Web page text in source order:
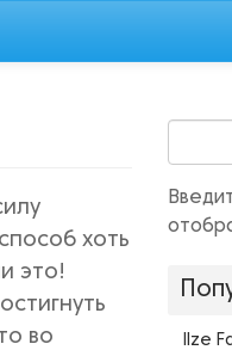
хоть
это!
во
Ilze